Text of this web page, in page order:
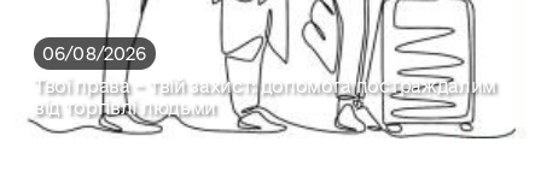
06/08/2026
Твої права – твій захист: допомога постраждалим
від торгівлі людьми